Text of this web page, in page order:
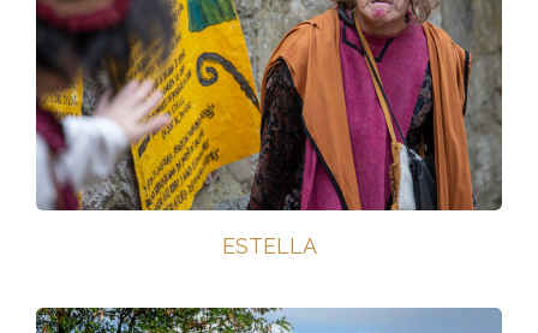
ESTELLA